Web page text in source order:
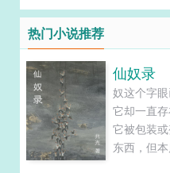
热门小说推荐
仙奴录
奴这个字
它却一直
它被包装
东西，但